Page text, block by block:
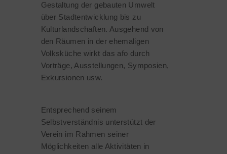
Gestaltung der gebauten Umwelt
über Stadtentwicklung bis zu
Kulturlandschaften. Ausgehend von
den Räumen in der ehemaligen
Volksküche wirkt das afo durch
Vorträge, Ausstellungen, Symposien,
Exkursionen usw.
Entsprechend seinem
Selbstverständnis unterstützt der
Verein im Rahmen seiner
Möglichkeiten alle Aktivitäten in